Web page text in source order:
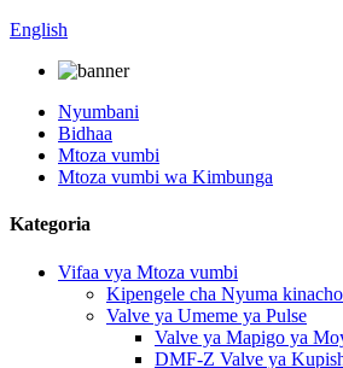
English
Nyumbani
Bidhaa
Mtoza vumbi
Mtoza vumbi wa Kimbunga
Kategoria
Vifaa vya Mtoza vumbi
Kipengele cha Nyuma
Valve ya Umeme ya Pulse
Valve ya Mapigo ya
DMF-Z Valve ya